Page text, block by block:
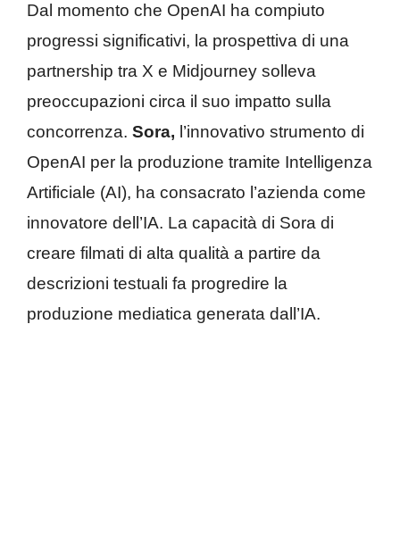
Dal momento che OpenAI ha compiuto
progressi significativi, la prospettiva di una
partnership tra X e Midjourney solleva
preoccupazioni circa il suo impatto sulla
concorrenza. Sora, l’innovativo strumento di
OpenAI per la produzione tramite Intelligenza
Artificiale (AI), ha consacrato l’azienda come
innovatore dell’IA. La capacità di Sora di
creare filmati di alta qualità a partire da
descrizioni testuali fa progredire la
produzione mediatica generata dall’IA.